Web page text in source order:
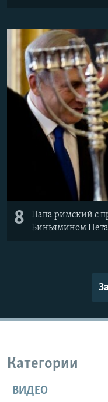
8
Папа римский с
Биньямином
Категории
ВИДЕО